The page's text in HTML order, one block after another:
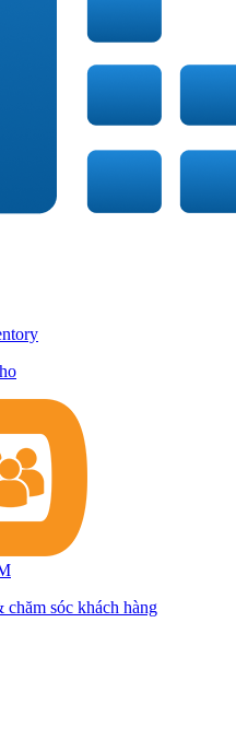
chăm sóc khách hàng